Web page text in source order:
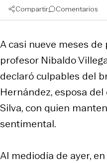
Compartir Comentarios
A casi nueve meses
profesor Nibaldo
declaró culpables del
Hernández, esposa
Silva, con quien
sentimental.
Al mediodía de ayer,